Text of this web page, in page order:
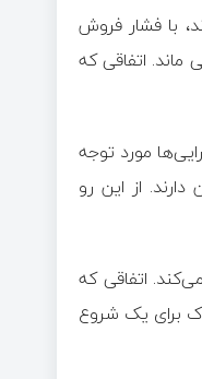
بودند، با فشار فروش
ماند. اتفاقی که
مورد توجه
از این رو
می‌کند. اتفاقی که
برای یک شروع